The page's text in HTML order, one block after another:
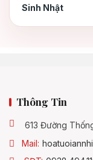
4.1
Tiêu
5. Kết luận
Sinh Nhật
Thông Tin
613 Đường
Mail: